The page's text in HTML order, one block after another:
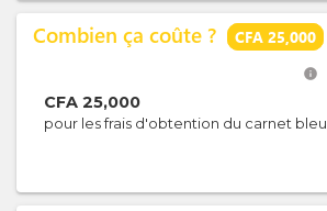
Combien ça coûte ? CFA 25,000
info
CFA 25,000
pour les frais d'obtention du carnet bleu